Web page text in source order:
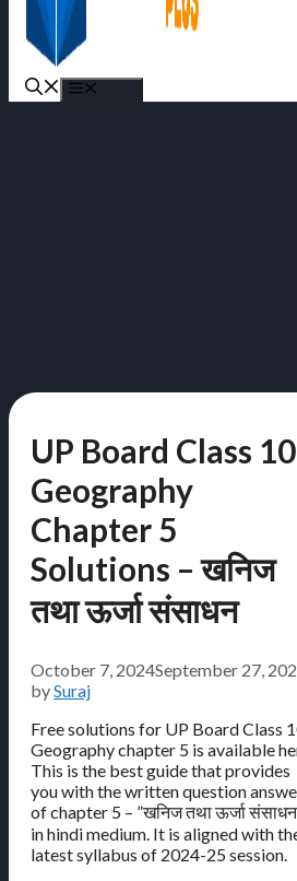
UP Board Class 10
Geography
Chapter 5
Solutions – खनिज
तथा ऊर्जा संसाधन
October 7, 2024September 27,
bySuraj
Free solutions for UP Board Class
Geography chapter 5 is available
This is the best guide that provides
you with the written question
of chapter 5 – ”खनिज तथा ऊर्जा
in hindi medium. It is aligned with
latest syllabus of 2024-25 session.